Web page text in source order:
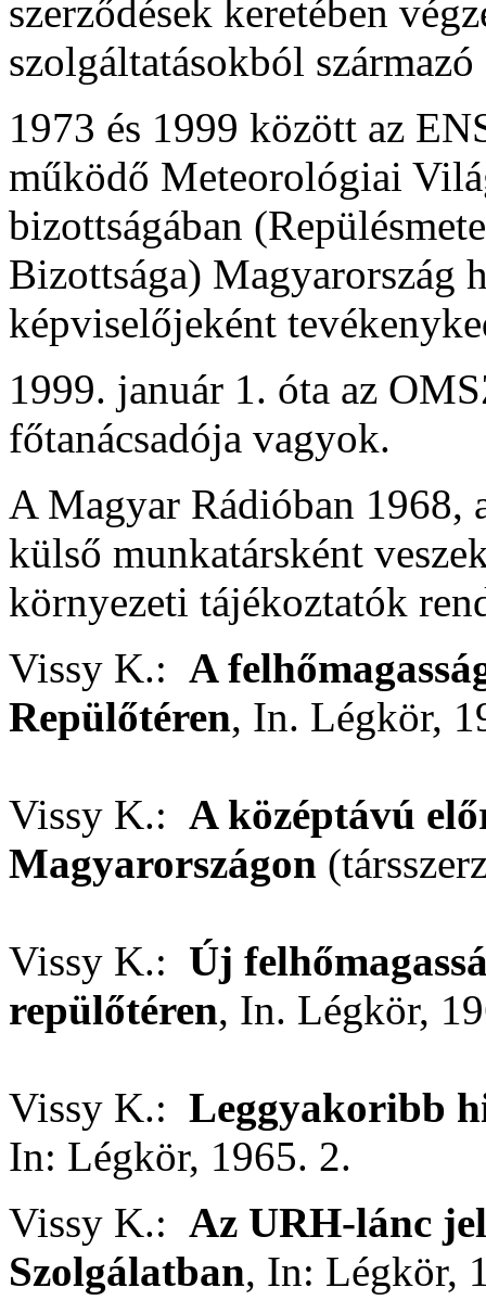
szerződések keretében
szolgáltatásokból
1973 és 1999 között az
működő Meteorológiai
bizottságában
Bizottsága) Magyarország
képviselőjeként
1999. január 1. óta az
főtanácsadója vagyok.
A Magyar Rádióban 1968,
külső munkatársként
környezeti tájékoztatók
Vissy K.: A
Repülőtéren, In. Légkör,
Vissy K.: A középtávú
Magyarországon
Vissy K.: Új
repülőtéren, In. Légkör,
Vissy K.: Leggyakoribb
In: Légkör, 1965. 2.
Vissy K.: Az URH-lánc
Szolgálatban, In: Légkör,